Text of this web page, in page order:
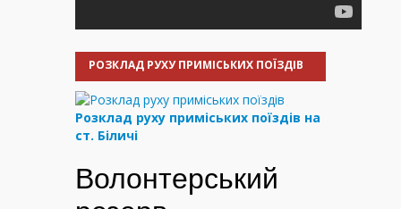
РОЗКЛАД РУХУ ПРИМІСЬКИХ ПОЇЗДІВ
Розклад руху приміських поїздів на
ст. Біличі